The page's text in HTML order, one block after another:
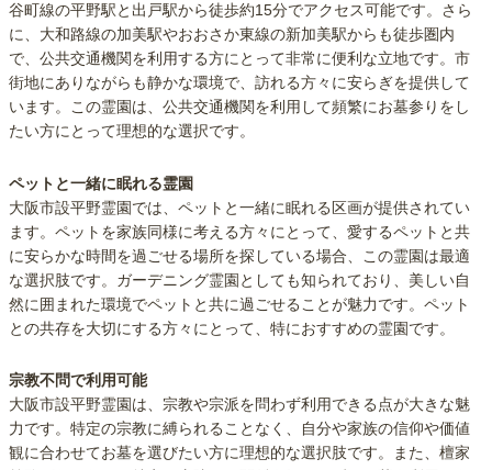
谷町線の平野駅と出戸駅から徒歩約15分でアクセス可能です。さら
に、大和路線の加美駅やおおさか東線の新加美駅からも徒歩圏内
で、公共交通機関を利用する方にとって非常に便利な立地です。市
街地にありながらも静かな環境で、訪れる方々に安らぎを提供して
います。この霊園は、公共交通機関を利用して頻繁にお墓参りをし
たい方にとって理想的な選択です。
ペットと一緒に眠れる霊園
大阪市設平野霊園では、ペットと一緒に眠れる区画が提供されてい
ます。ペットを家族同様に考える方々にとって、愛するペットと共
に安らかな時間を過ごせる場所を探している場合、この霊園は最適
な選択肢です。ガーデニング霊園としても知られており、美しい自
然に囲まれた環境でペットと共に過ごせることが魅力です。ペット
との共存を大切にする方々にとって、特におすすめの霊園です。
宗教不問で利用可能
大阪市設平野霊園は、宗教や宗派を問わず利用できる点が大きな魅
力です。特定の宗教に縛られることなく、自分や家族の信仰や価値
観に合わせてお墓を選びたい方に理想的な選択肢です。また、檀家